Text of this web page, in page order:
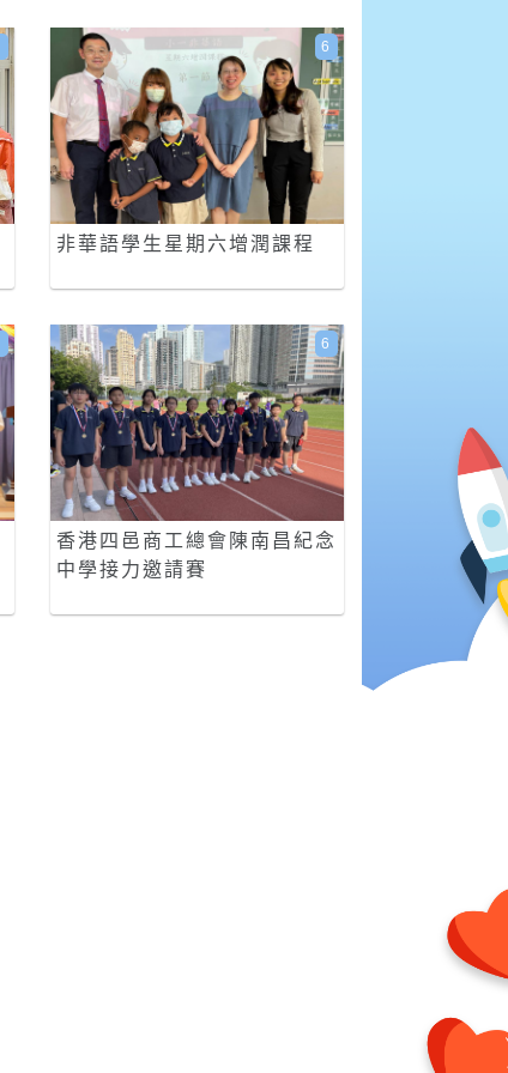
非華語學生星期六增潤課程
6
香港四邑商工總會陳南昌紀念
中學接力邀請賽
6